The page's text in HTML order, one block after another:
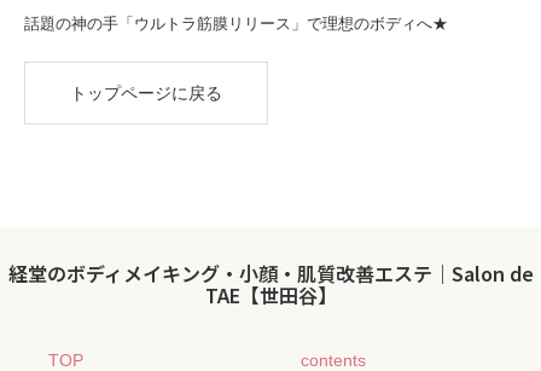
話題の神の手「ウルトラ筋膜リリース」で理想のボディへ★
トップページに戻る
経堂のボディメイキング・小顔・肌質改善エステ｜Salon de
TAE【世田谷】
TOP contents